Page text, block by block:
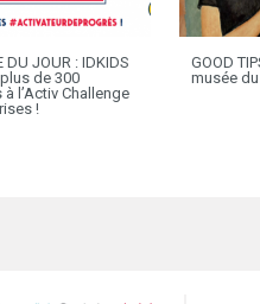
DU JOUR : IDKIDS
de 300
l’Activ Challenge
!
GOOD
musée